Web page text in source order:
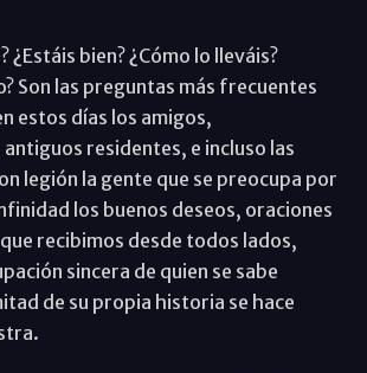
¿Estáis bien? ¿Cómo lo lleváis?
Son las preguntas más frecuentes
estos días los amigos,
residentes, e incluso las
legión la gente que se preocupa por
los buenos deseos, oraciones
recibimos desde todos lados,
sincera de quien se sabe
de su propia historia se hace